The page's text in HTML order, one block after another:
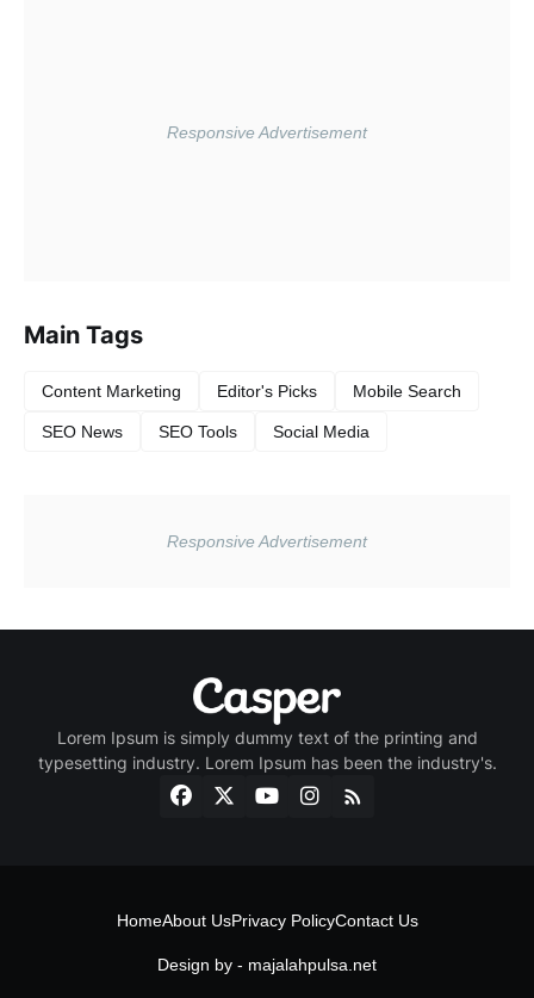
Main Tags
Content Marketing Editor's Picks Mobile Search
SEO News SEO Tools Social Media
Lorem Ipsum is simply dummy text of the printing and
typesetting industry. Lorem Ipsum has been the industry's.
Design by - majalahpulsa.net
HomeAbout UsPrivacy PolicyContact Us